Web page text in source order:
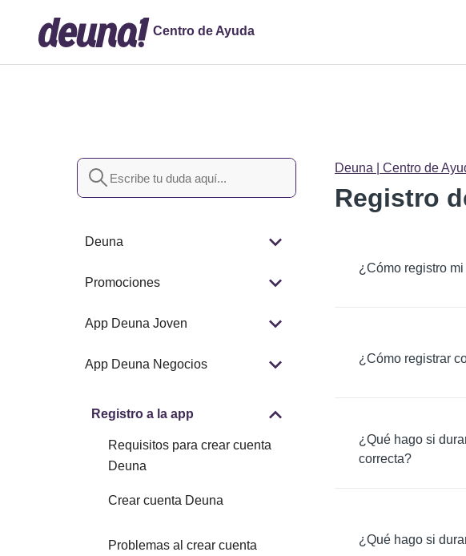
Centro de Ayuda
Búsqueda
Deuna
Promociones
App Deuna Joven
App Deuna Negocios
Registro a la app
Requisitos para crear cuenta
Deuna
Crear cuenta Deuna
Problemas al crear cuenta
Deuna | Centro de
Registro
¿Cómo registro
¿Cómo registrar
¿Qué hago si
correcta?
¿Qué hago si